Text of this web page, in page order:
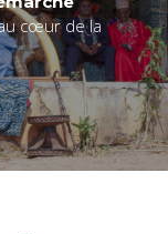
cœur de la